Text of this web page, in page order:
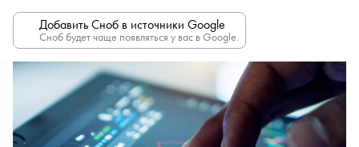
Добавить Сноб в источники Google
Сноб будет чаще появляться у вас в Google.